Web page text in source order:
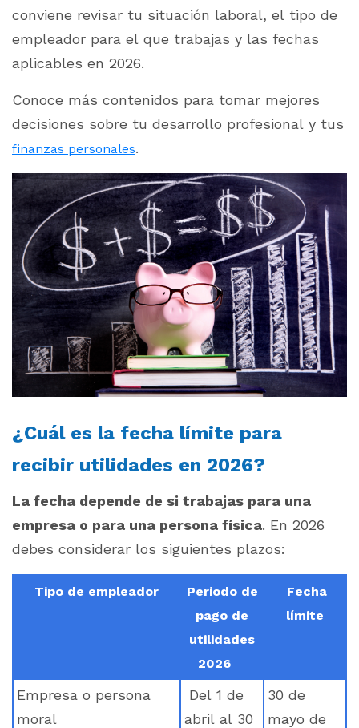
conviene revisar tu situación laboral, el tipo de
empleador para el que trabajas y las fechas
aplicables en 2026.
Conoce más contenidos para tomar mejores
decisiones sobre tu desarrollo profesional y tus
finanzas personales.
¿Cuál es la fecha límite para
recibir utilidades en 2026?
La fecha depende de si trabajas para una
empresa o para una persona física. En 2026
debes considerar los siguientes plazos:
Tipo de empleador
Periodo de
pago de
utilidades
2026
Fecha
límite
Empresa o persona
moral
Del 1 de
abril al 30
30 de
mayo de